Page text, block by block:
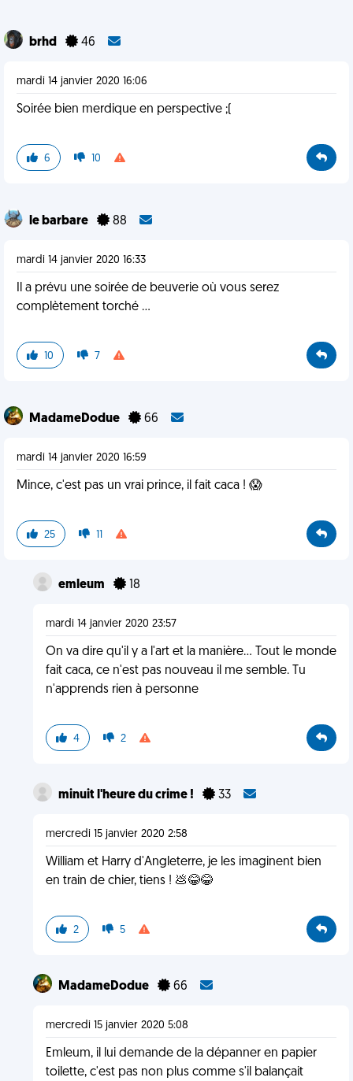
brhd 46
mardi 14 janvier 2020 16:06
Soirée bien merdique en perspective ;(
6 10
le barbare 88
mardi 14 janvier 2020 16:33
Il a prévu une soirée de beuverie où vous serez
complètement torché ...
10 7
MadameDodue 66
mardi 14 janvier 2020 16:59
Mince, c'est pas un vrai prince, il fait caca ! 😱
25 11
emleum 18
mardi 14 janvier 2020 23:57
On va dire qu'il y a l'art et la manière... Tout le monde
fait caca, ce n'est pas nouveau il me semble. Tu
n'apprends rien à personne
4 2
minuit l'heure du crime ! 33
mercredi 15 janvier 2020 2:58
William et Harry d'Angleterre, je les imaginent bien
en train de chier, tiens ! 💩😂😂
2 5
MadameDodue 66
mercredi 15 janvier 2020 5:08
Emleum, il lui demande de la dépanner en papier
toilette, c'est pas non plus comme s'il balançait